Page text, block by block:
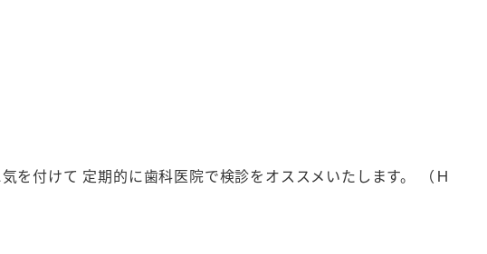
を付けて 定期的に歯科医院で検診をオススメいたします。 （Ｈ